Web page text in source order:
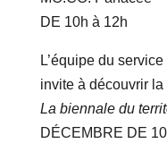
DE 10h à 12h
L’équipe du
invite à découvrir
La biennale du
DÉCEMBRE DE